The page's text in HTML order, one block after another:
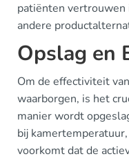
patiënten vertrouwen
andere
Opslag en
Om de effectiviteit
waarborgen, is het
manier wordt
bij
voorkomt dat de